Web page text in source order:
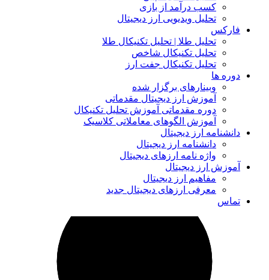
کسب درآمد از بازی
تحلیل ویدیویی ارز دیجیتال
تحلیل طلا | تحلیل تکنیکال طلا
تحلیل تکنیکال شاخص
تحلیل تکنیکال جفت ارز
ها
وبینارهای برگزار شده
آموزش ارز دیجیتال مقدماتی
دوره مقدماتی آموزش تحلیل تکنیکال
آموزش الگوهای معاملاتی کلاسیک
ارز دیجیتال
دانشنامه ارز دیجیتال
واژه نامه ارزهای دیجیتال
ارز دیجیتال
مفاهیم ارز دیجیتال
معرفی ارزهای دیجیتال جدید